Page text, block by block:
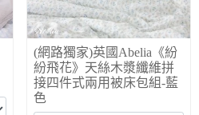
(網路獨家)英國Abelia《紛
紛飛花》天絲木漿纖維拼
接四件式兩用被床包組-藍
色